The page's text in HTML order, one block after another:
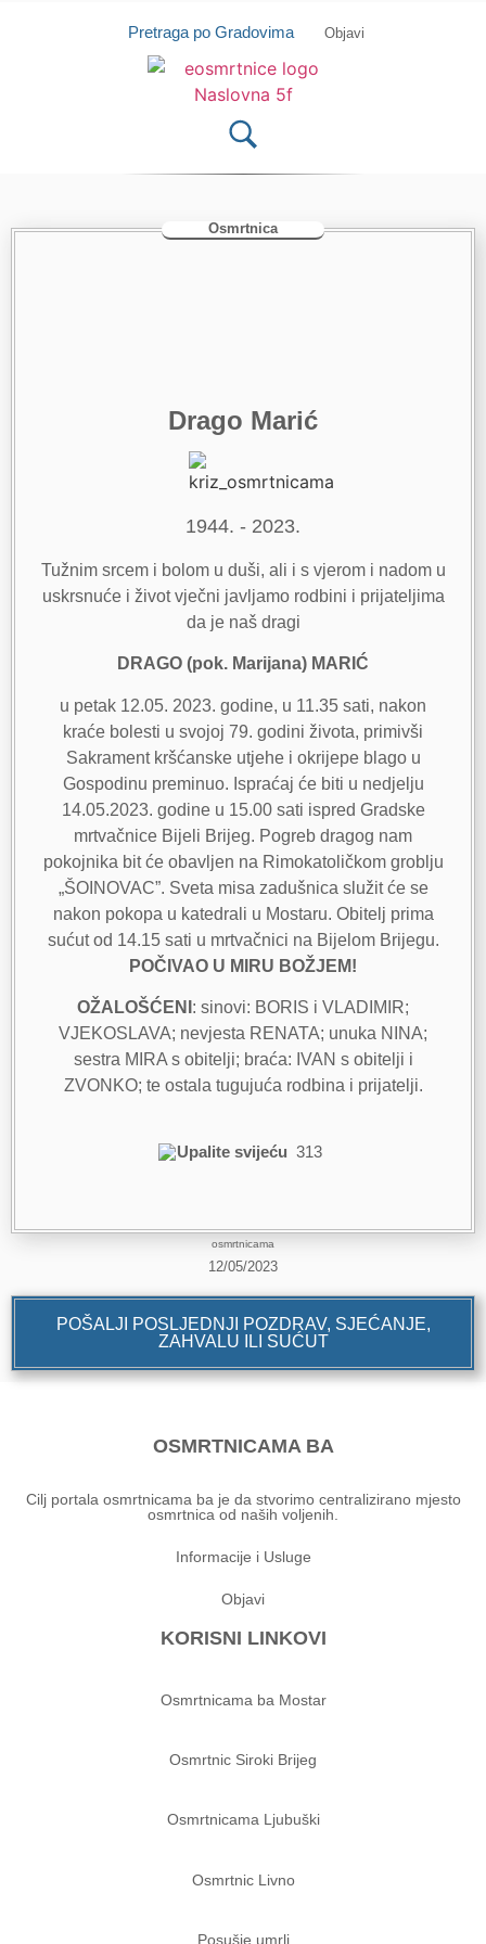
Isprobajte našu Android i IOS aplikaciju
Pretraga po Gradovima Objavi
Osmrtnica
Drago Marić
1944. - 2023.
Tužnim srcem i bolom u duši, ali i s vjerom i nadom u
uskrsnuće i život vječni javljamo rodbini i prijateljima
da je naš dragi
DRAGO (pok. Marijana) MARIĆ
u petak 12.05. 2023. godine, u 11.35 sati, nakon
kraće bolesti u svojoj 79. godini života, primivši
Sakrament kršćanske utjehe i okrijepe blago u
Gospodinu preminuo. Ispraćaj će biti u nedjelju
14.05.2023. godine u 15.00 sati ispred Gradske
mrtvačnice Bijeli Brijeg. Pogreb dragog nam
pokojnika bit će obavljen na Rimokatoličkom groblju
„ŠOINOVAC”. Sveta misa zadušnica služit će se
nakon pokopa u katedrali u Mostaru. Obitelj prima
sućut od 14.15 sati u mrtvačnici na Bijelom Brijegu.
POČIVAO U MIRU BOŽJEM!
OŽALOŠĆENI : sinovi: BORIS i VLADIMIR;
VJEKOSLAVA; nevjesta RENATA; unuka NINA;
sestra MIRA s obitelji; braća: IVAN s obitelji i
ZVONKO; te ostala tugujuća rodbina i prijatelji.
Upalite svijeću 313
osmrtnicama
12/05/2023
POŠALJI POSLJEDNJI POZDRAV, SJEĆANJE,
ZAHVALU ILI SUĆUT
OSMRTNICAMA BA
Cilj portala osmrtnicama ba je da stvorimo centralizirano mjesto
osmrtnica od naših voljenih.
Informacije i Usluge
Objavi
KORISNI LINKOVI
Osmrtnicama ba Mostar
Osmrtnic Siroki Brijeg
Osmrtnicama Ljubuški
Osmrtnic Livno
Posušje umrli